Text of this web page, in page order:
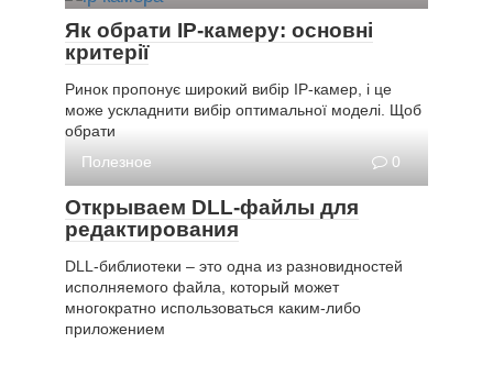
Як обрати IP-камеру: основні
критерії
Ринок пропонує широкий вибір IP-камер, і це
може ускладнити вибір оптимальної моделі. Щоб
обрати
Полезное
0
Открываем DLL-файлы для
редактирования
DLL-библиотеки – это одна из разновидностей
исполняемого файла, который может
многократно использоваться каким-либо
приложением